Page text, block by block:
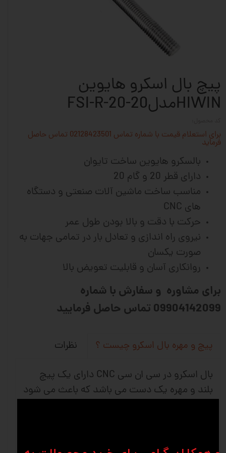
پیچ بال اسکرو هایوین
HIWINمدلFSI-R-20-20
برای استعلام قیمت با شماره تماس 02128423501 تماس حاصل
فرماید
بالسکرو هایوین ساخت تایوان
دارای قطر 20 و گام 20
مناسب ساخت ماشین آلات صنعتی و دستگاه
های CNC
حرکت با دقت و بالا بودن طول عمر
نیروی راه اندازی و تعادل بار در تمامی جهات به
صورت یکسان
روانکاری آسان و قابلیت تعویض بالا
برای مشاوره و سفارش با شماره
09904142099 تماس حاصل فرمایید
پیچ و مهره بال اسکرو چیست ؟ نظرات
بال اسکرو در سی ان سی CNC دارای یک پیچ
بلند و مهره یک دست می باشد که باعث می شود